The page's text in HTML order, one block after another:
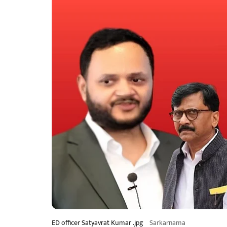
ED officer Satyavrat Kumar .jpg Sarkarnama